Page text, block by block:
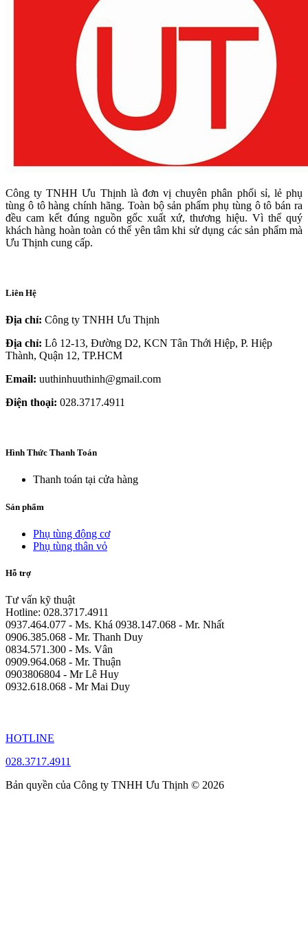
Công ty TNHH Ưu Thịnh là đơn vị chuyên phân phối sỉ, lẻ phụ
tùng ô tô hàng chính hãng. Toàn bộ sản phẩm phụ tùng ô tô bán ra
đều cam kết đúng nguồn gốc xuất xứ, thương hiệu. Vì thế quý
khách hàng hoàn toàn có thể yên tâm khi sử dụng các sản phẩm mà
Ưu Thịnh cung cấp.
Liên Hệ
Địa chỉ: Công ty TNHH Ưu Thịnh
Địa chỉ: Lô 12-13, Đường D2, KCN Tân Thới Hiệp, P. Hiệp
Thành, Quận 12, TP.HCM
Email: uuthinhuuthinh@gmail.com
Điện thoại: 028.3717.4911
Hình Thức Thanh Toán
Thanh toán tại cửa hàng
Sản phẩm
Phụ tùng động cơ
Phụ tùng thân vỏ
Hỗ trợ
Tư vấn kỹ thuật
Hotline: 028.3717.4911
0937.464.077 - Ms. Khá 0938.147.068 - Mr. Nhất
0906.385.068 - Mr. Thanh Duy
0834.571.300 - Ms. Vân
0909.964.068 - Mr. Thuận
0903806804 - Mr Lê Huy
0932.618.068 - Mr Mai Duy
HOTLINE
028.3717.4911
Bản quyền của Công ty TNHH Ưu Thịnh © 2026